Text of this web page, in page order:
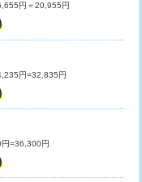
円＝20,955円
円=32,835円
=36,300円